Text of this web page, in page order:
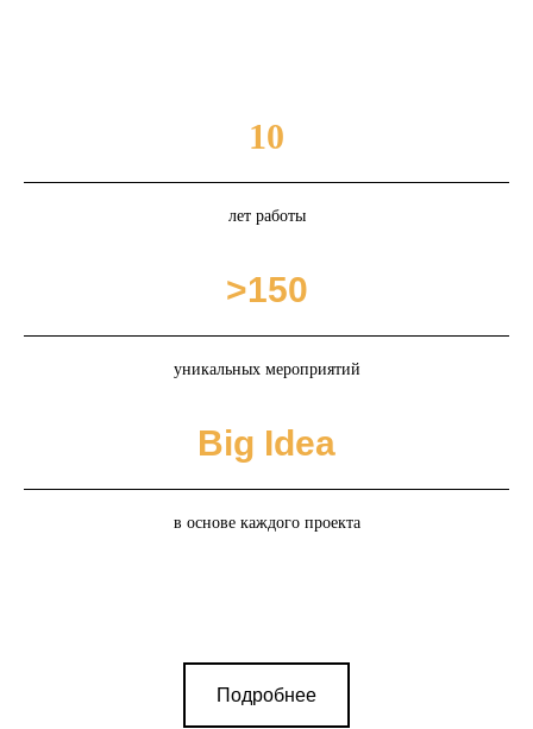
10
лет работы
>150
уникальных мероприятий
Big Idea
в основе каждого проекта
Подробнее